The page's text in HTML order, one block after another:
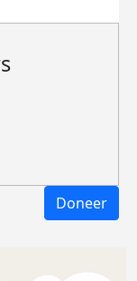
Doneer